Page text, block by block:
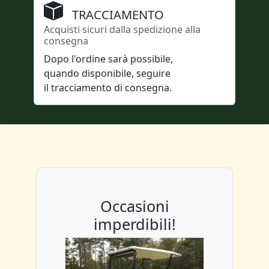
TRACCIAMENTO
Acquisti sicuri dalla spedizione alla
consegna
Dopo l'ordine sarà possibile,
quando disponibile, seguire
il tracciamento di consegna.
Occasioni
imperdibili!